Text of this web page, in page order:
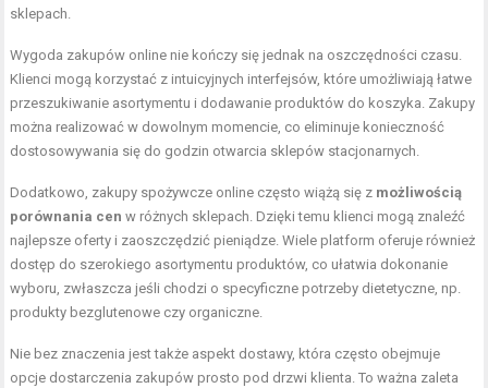
sklepach.
Wygoda zakupów online nie kończy się jednak na oszczędności czasu.
Klienci mogą korzystać z intuicyjnych interfejsów, które umożliwiają łatwe
przeszukiwanie asortymentu i dodawanie produktów do koszyka. Zakupy
można realizować w dowolnym momencie, co eliminuje konieczność
dostosowywania się do godzin otwarcia sklepów stacjonarnych.
Dodatkowo, zakupy spożywcze online często wiążą się z możliwością
porównania cen w różnych sklepach. Dzięki temu klienci mogą znaleźć
najlepsze oferty i zaoszczędzić pieniądze. Wiele platform oferuje również
dostęp do szerokiego asortymentu produktów, co ułatwia dokonanie
wyboru, zwłaszcza jeśli chodzi o specyficzne potrzeby dietetyczne, np.
produkty bezglutenowe czy organiczne.
Nie bez znaczenia jest także aspekt dostawy, która często obejmuje
opcje dostarczenia zakupów prosto pod drzwi klienta. To ważna zaleta